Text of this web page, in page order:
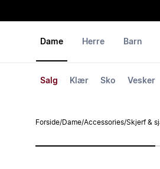
Dame
Salg Klær Sko Vesker
Herre Barn
Forside/Dame/Accessories/Skjerf &